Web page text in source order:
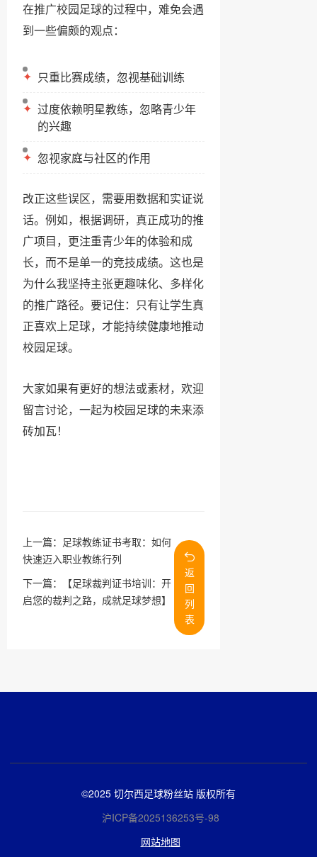
在推广校园足球的过程中，难免会遇
到一些偏颇的观点：
✦ 只重比赛成绩，忽视基础训练
✦ 过度依赖明星教练，忽略青少年
的兴趣
✦ 忽视家庭与社区的作用
改正这些误区，需要用数据和实证说
话。例如，根据调研，真正成功的推
广项目，更注重青少年的体验和成
长，而不是单一的竞技成绩。这也是
为什么我坚持主张更趣味化、多样化
的推广路径。要记住：只有让学生真
正喜欢上足球，才能持续健康地推动
校园足球。
大家如果有更好的想法或素材，欢迎
留言讨论，一起为校园足球的未来添
砖加瓦！
上一篇： 足球教练证书考取：如何
快速迈入职业教练行列
下一篇：
【足球裁判证书培训：开
启您的裁判之路，成就足球梦想】
返
回
列
表
©2025 切尔西足球粉丝站 版权所有
沪ICP备2025136253号-98
网站地图